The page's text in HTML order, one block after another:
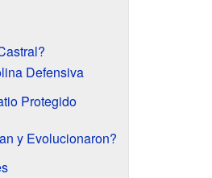
Defensiva
Protegido
y Evolucionaron?